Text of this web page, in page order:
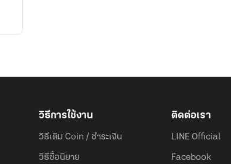
วิธีการใช้งาน
วิธีเติม Coin / ชำระเงิน
วิธีซื้อนิยาย
ติดต่อเรา
LINE Official
Facebook